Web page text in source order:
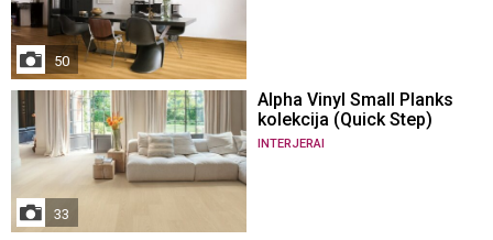
50
33
Alpha Vinyl Small Planks
kolekcija (Quick Step)
INTERJERAI